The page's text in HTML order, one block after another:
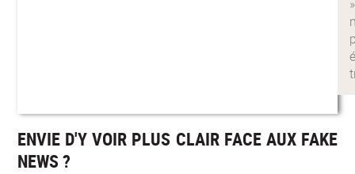
ENVIE D'Y VOIR PLUS CLAIR FACE AUX FAKE
NEWS ?